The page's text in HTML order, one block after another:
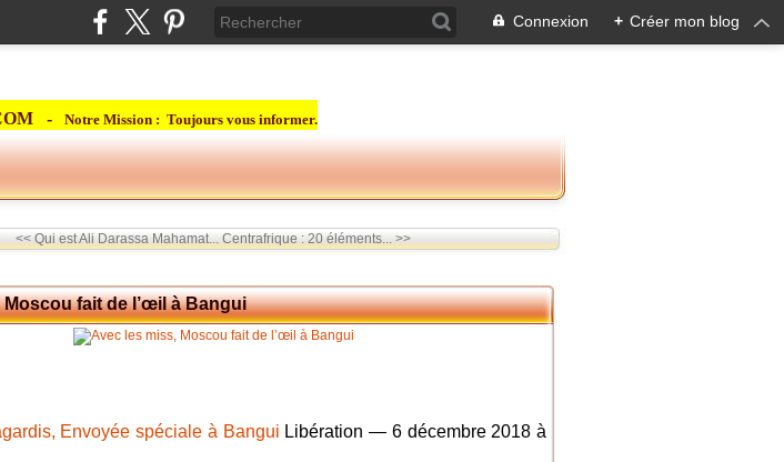
Connexion + Créer mon blog
- Notre Mission : Toujours vous informer.
<< Qui est Ali Darassa Mahamat... Centrafrique : 20 éléments... >>
fait de l’œil à Bangui
Envoyée spéciale à Bangui Libération — 6 décembre 2018 à